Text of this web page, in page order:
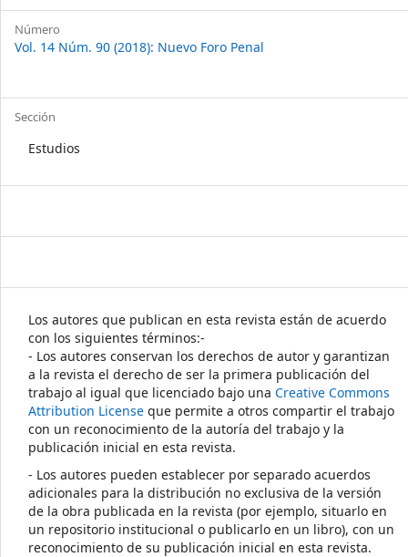
Número
Vol. 14 Núm. 90 (2018): Nuevo Foro Penal
Sección
Estudios
Los autores que publican en esta revista están de acuerdo
con los siguientes términos:-
- Los autores conservan los derechos de autor y garantizan
a la revista el derecho de ser la primera publicación del
trabajo al igual que licenciado bajo una Creative Commons
Attribution License que permite a otros compartir el trabajo
con un reconocimiento de la autoría del trabajo y la
publicación inicial en esta revista.
- Los autores pueden establecer por separado acuerdos
adicionales para la distribución no exclusiva de la versión
de la obra publicada en la revista (por ejemplo, situarlo en
un repositorio institucional o publicarlo en un libro), con un
reconocimiento de su publicación inicial en esta revista.